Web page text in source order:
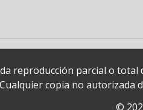
reproducción parcial o
copia no autorizada
©